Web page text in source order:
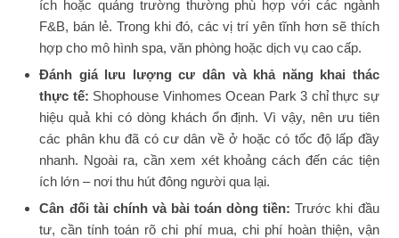
ích hoặc quảng trường thường phù hợp với các ngành
F&B, bán lẻ. Trong khi đó, các vị trí yên tĩnh hơn sẽ thích
hợp cho mô hình spa, văn phòng hoặc dịch vụ cao cấp.
Đánh giá lưu lượng cư dân và khả năng khai thác
thực tế: Shophouse Vinhomes Ocean Park 3 chỉ thực sự
hiệu quả khi có dòng khách ổn định. Vì vậy, nên ưu tiên
các phân khu đã có cư dân về ở hoặc có tốc độ lấp đầy
nhanh. Ngoài ra, cần xem xét khoảng cách đến các tiện
ích lớn – nơi thu hút đông người qua lại.
Cân đối tài chính và bài toán dòng tiền:Trước khi đầu
tư, cần tính toán rõ chi phí mua, chi phí hoàn thiện, vận